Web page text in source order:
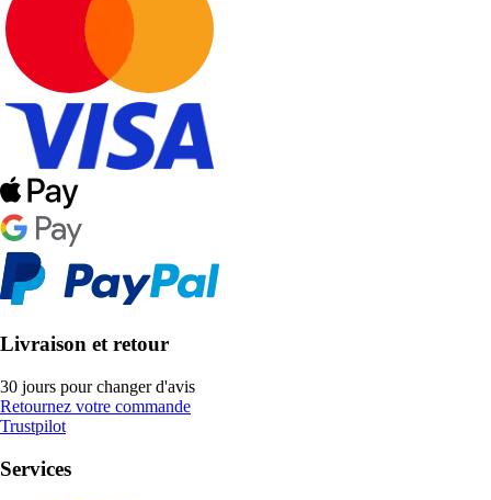
Livraison et retour
30 jours pour changer d'avis
Retournez votre commande
Trustpilot
Services